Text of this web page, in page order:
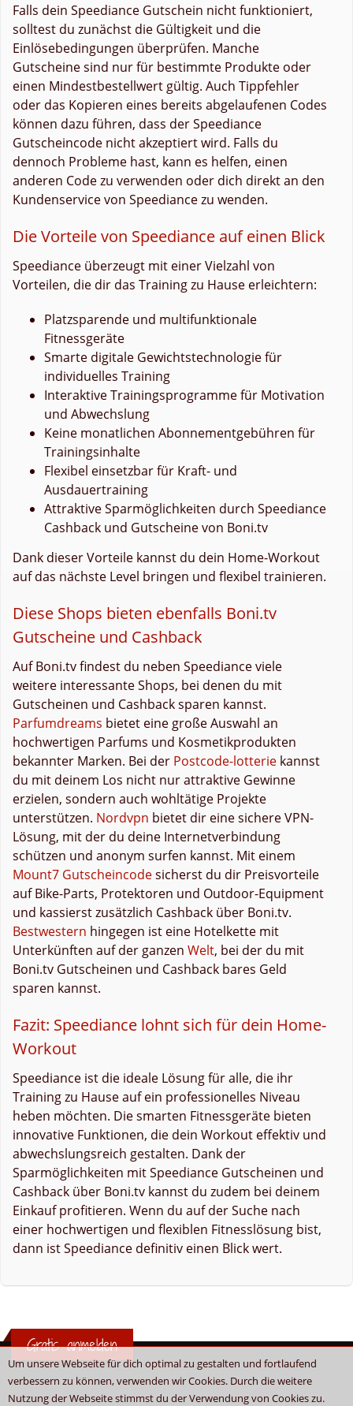
Um unsere Webseite für dich optimal zu gestalten und fortlaufend
verbessern zu können, verwenden wir Cookies. Durch die weitere
Nutzung der Webseite stimmst du der Verwendung von Cookies zu.
Falls dein Speediance Gutschein nicht funktioniert,
solltest du zunächst die Gültigkeit und die
Einlösebedingungen überprüfen. Manche
Gutscheine sind nur für bestimmte Produkte oder
einen Mindestbestellwert gültig. Auch Tippfehler
oder das Kopieren eines bereits abgelaufenen Codes
können dazu führen, dass der Speediance
Gutscheincode nicht akzeptiert wird. Falls du
dennoch Probleme hast, kann es helfen, einen
anderen Code zu verwenden oder dich direkt an den
Kundenservice von Speediance zu wenden.
Die Vorteile von Speediance auf einen Blick
Speediance überzeugt mit einer Vielzahl von
Vorteilen, die dir das Training zu Hause erleichtern:
Platzsparende und multifunktionale
Fitnessgeräte
Smarte digitale Gewichtstechnologie für
individuelles Training
Interaktive Trainingsprogramme für Motivation
und Abwechslung
Keine monatlichen Abonnementgebühren für
Trainingsinhalte
Flexibel einsetzbar für Kraft- und
Ausdauertraining
Attraktive Sparmöglichkeiten durch Speediance
Cashback und Gutscheine von Boni.tv
Dank dieser Vorteile kannst du dein Home-Workout
auf das nächste Level bringen und flexibel trainieren.
Diese Shops bieten ebenfalls Boni.tv
Gutscheine und Cashback
Auf Boni.tv findest du neben Speediance viele
weitere interessante Shops, bei denen du mit
Gutscheinen und Cashback sparen kannst.
Parfumdreams bietet eine große Auswahl an
hochwertigen Parfums und Kosmetikprodukten
bekannter Marken. Bei der Postcode-lotterie kannst
du mit deinem Los nicht nur attraktive Gewinne
erzielen, sondern auch wohltätige Projekte
unterstützen. Nordvpn bietet dir eine sichere VPN-
Lösung, mit der du deine Internetverbindung
schützen und anonym surfen kannst. Mit einem
Mount7 Gutscheincodesicherst du dir Preisvorteile
auf Bike-Parts, Protektoren und Outdoor-Equipment
und kassierst zusätzlich Cashback über Boni.tv.
Bestwestern hingegen ist eine Hotelkette mit
Unterkünften auf der ganzen Welt, bei der du mit
Boni.tv Gutscheinen und Cashback bares Geld
sparen kannst.
Fazit: Speediance lohnt sich für dein Home-
Workout
Speediance ist die ideale Lösung für alle, die ihr
Training zu Hause auf ein professionelles Niveau
heben möchten. Die smarten Fitnessgeräte bieten
innovative Funktionen, die dein Workout effektiv und
abwechslungsreich gestalten. Dank der
Sparmöglichkeiten mit Speediance Gutscheinen und
Cashback über Boni.tv kannst du zudem bei deinem
Einkauf profitieren. Wenn du auf der Suche nach
einer hochwertigen und flexiblen Fitnesslösung bist,
dann ist Speediance definitiv einen Blick wert.
Gratis anmelden